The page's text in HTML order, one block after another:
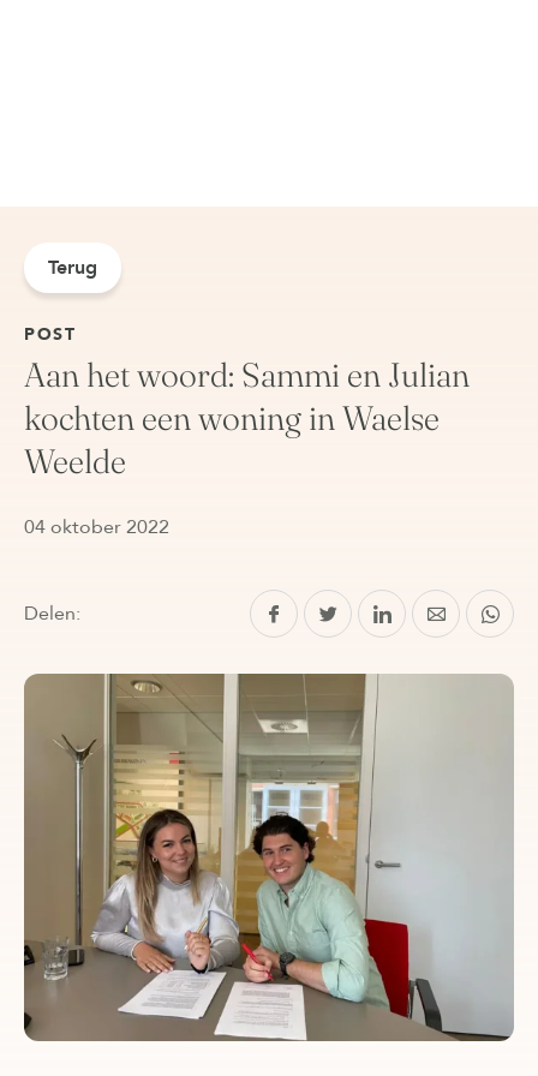
Terug
POST
Aan het woord: Sammi en Julian
kochten een woning in Waelse
Weelde
04 oktober 2022
Delen: